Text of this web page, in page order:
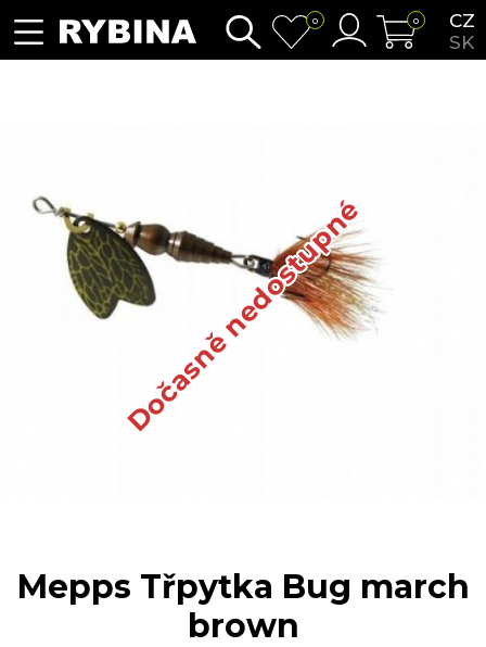
CZ
SK
0 0
Dočasně nedostupné
Mepps Třpytka Bug march
brown